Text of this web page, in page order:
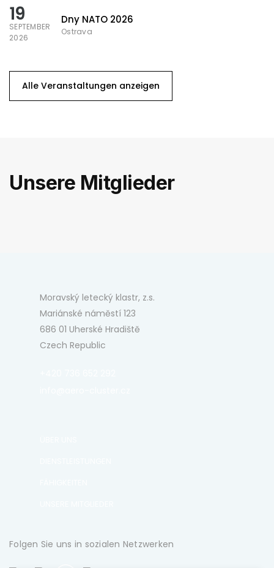
19
SEPTEMBER
2026
Dny NATO 2026
Ostrava
Alle Veranstaltungen anzeigen
Unsere Mitglieder
Moravský letecký klastr, z.s.
Mariánské náměstí 123
686 01 Uherské Hradiště
Czech Republic
Folgen Sie uns in sozialen Netzwerken